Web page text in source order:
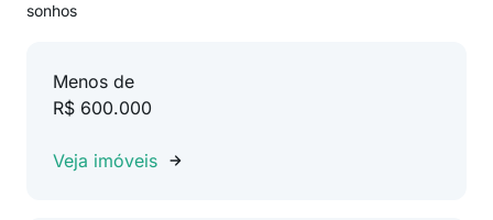
sonhos
Menos de
R$ 600.000
Veja imóveis